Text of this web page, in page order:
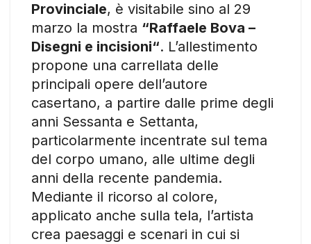
Provinciale, è visitabile sino al 29
marzo la mostra “Raffaele Bova –
Disegni e incisioni“. L’allestimento
propone una carrellata delle
principali opere dell’autore
casertano, a partire dalle prime degli
anni Sessanta e Settanta,
particolarmente incentrate sul tema
del corpo umano, alle ultime degli
anni della recente pandemia.
Mediante il ricorso al colore,
applicato anche sulla tela, l’artista
crea paesaggi e scenari in cui si